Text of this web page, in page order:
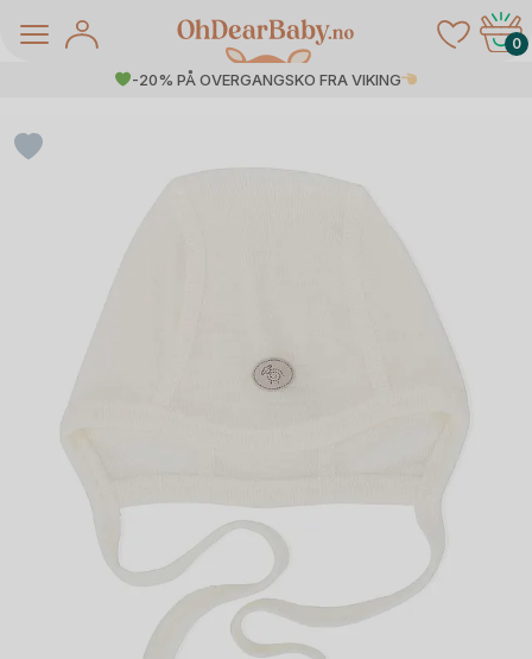
0
-20% PÅ OVERGANGSKO FRA VIKING